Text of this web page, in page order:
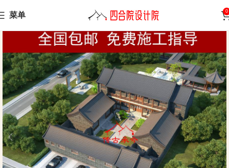
菜单 0
Home Siheyuan